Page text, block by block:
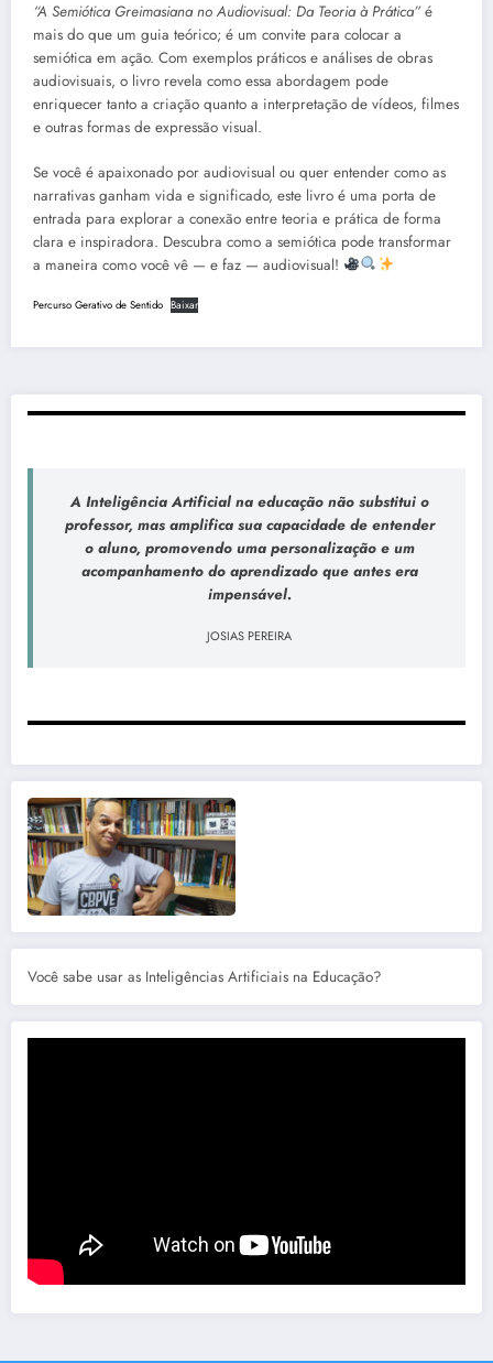
“A Semiótica Greimasiana no Audiovisual: Da Teoria à Prática”é
mais do que um guia teórico; é um convite para colocar a
semiótica em ação. Com exemplos práticos e análises de obras
audiovisuais, o livro revela como essa abordagem pode
enriquecer tanto a criação quanto a interpretação de vídeos, filmes
e outras formas de expressão visual.
Se você é apaixonado por audiovisual ou quer entender como as
narrativas ganham vida e significado, este livro é uma porta de
entrada para explorar a conexão entre teoria e prática de forma
clara e inspiradora. Descubra como a semiótica pode transformar
a maneira como você vê — e faz — audiovisual!
Percurso Gerativo de Sentido Baixar
A Inteligência Artificial na educação não substitui o
professor, mas amplifica sua capacidade de entender
o aluno, promovendo uma personalização e um
acompanhamento do aprendizado que antes era
impensável.
JOSIAS PEREIRA
Você sabe usar as Inteligências Artificiais na Educação?